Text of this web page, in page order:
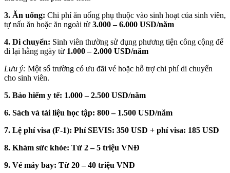
3. Ăn uống: Chi phí ăn uống phụ thuộc vào sinh hoạt của sinh viên,
tự nấu ăn hoặc ăn ngoài từ 3.000 – 6.000 USD/năm
4. Di chuyển: Sinh viên thường sử dụng phương tiện công cộng để
đi lại hằng ngày từ 1.000 – 2.000 USD/năm
Lưu ý: Một số trường có ưu đãi vé hoặc hỗ trợ chi phí di chuyển
cho sinh viên.
5. Bảo hiểm y tế: 1.000 – 2.500 USD/năm
6. Sách và tài liệu học tập: 800 – 1.500 USD/năm
7. Lệ phí visa (F-1): Phí SEVIS: 350 USD + phí visa: 185 USD
8. Khám sức khỏe: Từ 2 – 5 triệu VNĐ
9. Vé máy bay: Từ 20 – 40 triệu VNĐ